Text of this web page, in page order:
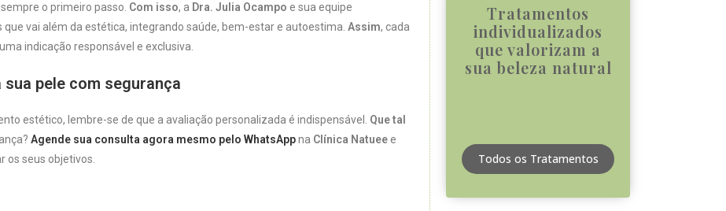
o primeiro passo. Com isso, a Dra. Julia Ocampo e sua equipe
vai além da estética, integrando saúde, bem-estar e autoestima. Assim, cada
indicação responsável e exclusiva.
pele com segurança
estético, lembre-se de que a avaliação personalizada é indispensável. Que tal
Agende sua consulta agora mesmo pelo WhatsAppna Clínica Natueee
os seus objetivos.
Tratamentos
individualizados
que valorizam a
sua beleza natural
Todos os Tratamentos